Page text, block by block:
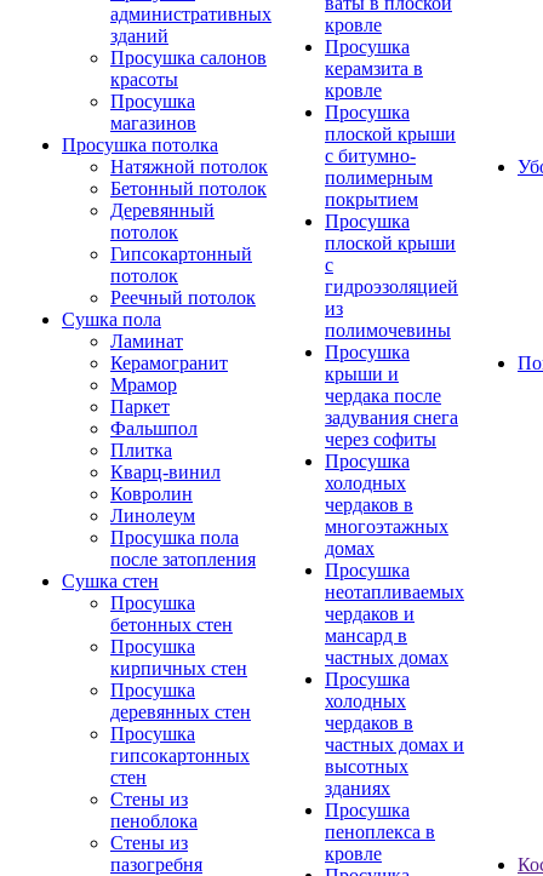
административных
зданий
Просушка салонов
красоты
Просушка
магазинов
Просушка потолка
Натяжной потолок
Бетонный потолок
Деревянный
потолок
Гипсокартонный
потолок
Реечный потолок
Сушка пола
Ламинат
Керамогранит
Мрамор
Паркет
Фальшпол
Плитка
Кварц-винил
Ковролин
Линолеум
Просушка пола
после затопления
Сушка стен
Просушка
бетонных стен
Просушка
кирпичных стен
Просушка
деревянных стен
Просушка
гипсокартонных
стен
Стены из
пеноблока
Стены из
пазогребня
кровле
Просушка
керамзита в
кровле
Просушка
плоской крыши
с битумно-
полимерным
покрытием
Просушка
плоской крыши
с
гидроэзоляцией
из
полимочевины
Просушка
крыши и
чердака после
задувания снега
через софиты
Просушка
холодных
чердаков в
многоэтажных
домах
Просушка
неотапливаемых
чердаков и
мансард в
частных домах
Просушка
холодных
чердаков в
частных домах и
высотных
зданиях
Просушка
пеноплекса в
кровле